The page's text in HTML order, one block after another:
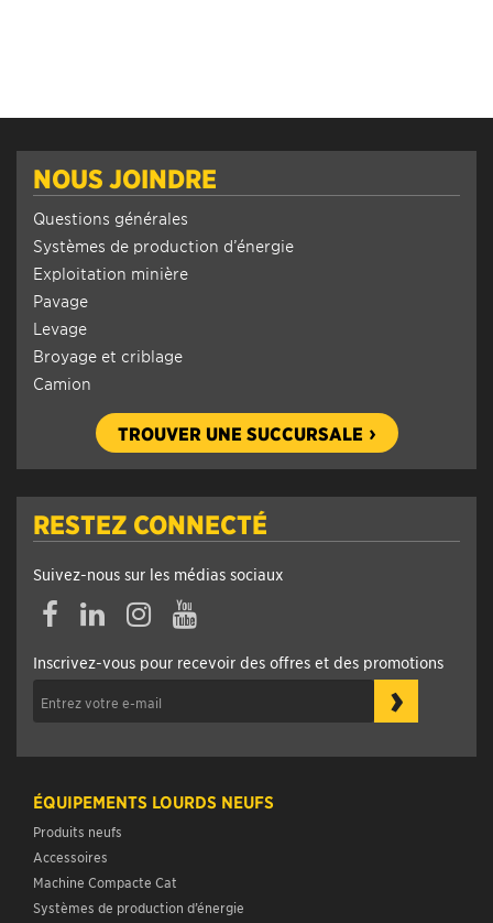
NOUS JOINDRE
Questions générales
Systèmes de production d’énergie
Exploitation minière
Pavage
Levage
Broyage et criblage
Camion
TROUVER UNE SUCCURSALE
RESTEZ CONNECTÉ
Suivez-nous sur les médias sociaux
Inscrivez-vous pour recevoir des offres et des promotions
›
ÉQUIPEMENTS LOURDS NEUFS
Produits neufs
Accessoires
Machine Compacte Cat
Systèmes de production d’énergie